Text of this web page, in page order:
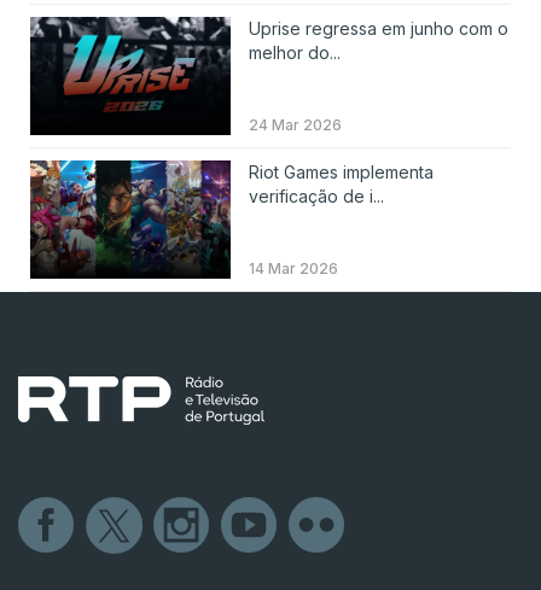
Uprise regressa em junho com o
melhor do...
24 Mar 2026
Riot Games implementa
verificação de i...
14 Mar 2026